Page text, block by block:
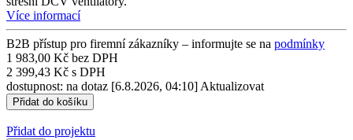
Více informací
B2B přístup pro firemní zákazníky – informujte se na podmínky
1 983,00 Kč bez DPH
2 399,43 Kč s DPH
dostupnost: na dotaz [6.8.2026, 04:10] Aktualizovat
Přidat do projektu